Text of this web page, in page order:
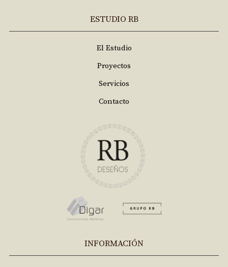
ESTUDIO RB
El Estudio
Proyectos
Servicios
Contacto
INFORMACIÓN